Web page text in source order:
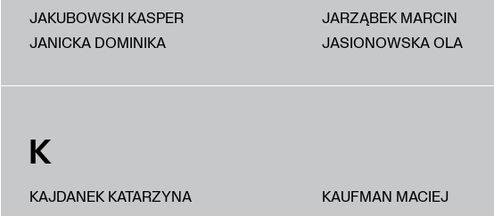
JAKUBOWSKI KASPER
JANICKA DOMINIKA
JARZĄBEK MARCIN
JASIONOWSKA OLA
K
KAJDANEK KATARZYNA
KAUFMAN MACIEJ